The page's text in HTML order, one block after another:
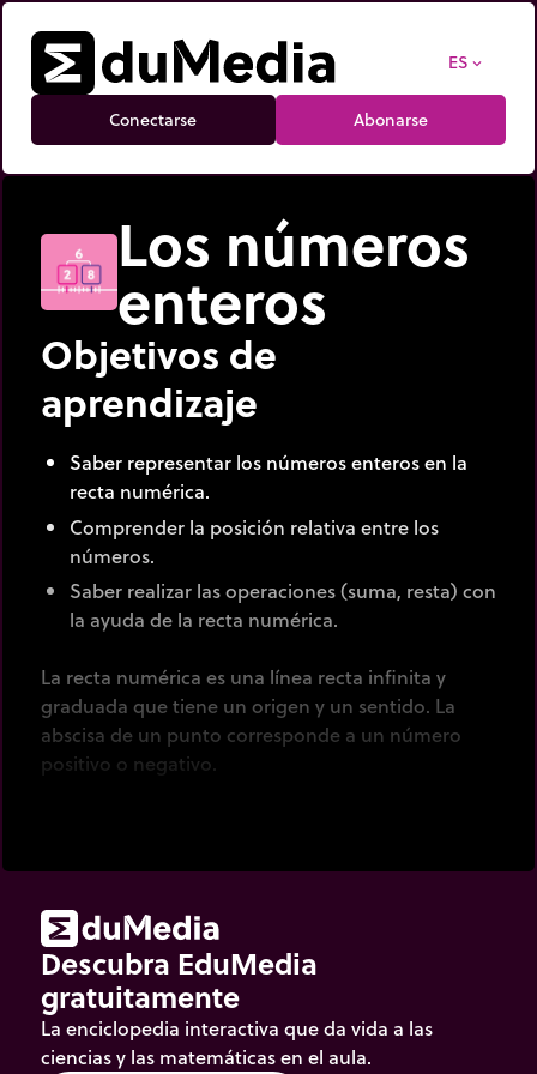
ES expand_more
Conectarse Abonarse
Los números
enteros
Objetivos de
aprendizaje
Saber representar los números enteros en la
recta numérica.
Comprender la posición relativa entre los
números.
Saber realizar las operaciones (suma, resta) con
la ayuda de la recta numérica.
La recta numérica es una línea recta infinita y
graduada que tiene un origen y un sentido. La
abscisa de un punto corresponde a un número
positivo o negativo.
visibles de la recta.
Hacer clicen el marcador para mostrar un signo
de interrogación.
Desplazar los marcadores sobre la recta.
Descubra EduMedia
gratuitamente
La enciclopedia interactiva que da vida a las
ciencias y las matemáticas en el aula.